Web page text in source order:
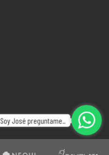
Soy José preguntame..